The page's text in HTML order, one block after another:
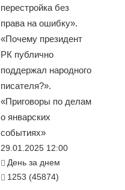
перестройка без
права на ошибку».
«Почему президент
РК публично
поддержал народного
писателя?».
«Приговоры по делам
о январских
событиях»
29.01.2025 12:00
День за днем
1253 (45874)